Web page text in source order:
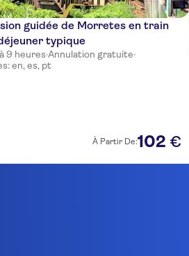
guidée de Morretes en train
typique
9 heures·Annulation gratuite·
en, es, pt
À Partir De:102 €